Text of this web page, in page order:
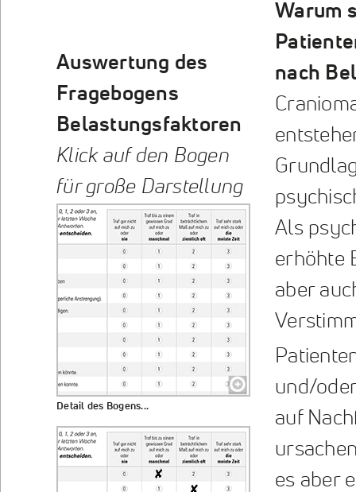
Auswertung des
Fragebogens
Belastungsfaktoren
Klick auf den Bogen
für große Darstellung
Detail des Bogens...
Warum
nach
Als
erhöhte
aber
und/
auf
es aber